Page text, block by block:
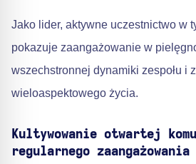
Jako lider, aktywne uczestnictwo w
pokazuje zaangażowanie w
wszechstronnej dynamiki zespołu i
wieloaspektowego życia.
Kultywowanie otwartej
regularnego zaangażowania